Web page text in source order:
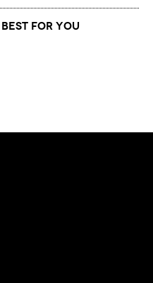
best for you